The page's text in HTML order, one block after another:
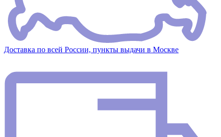
Доставка по всей России, пункты выдачи в Москве